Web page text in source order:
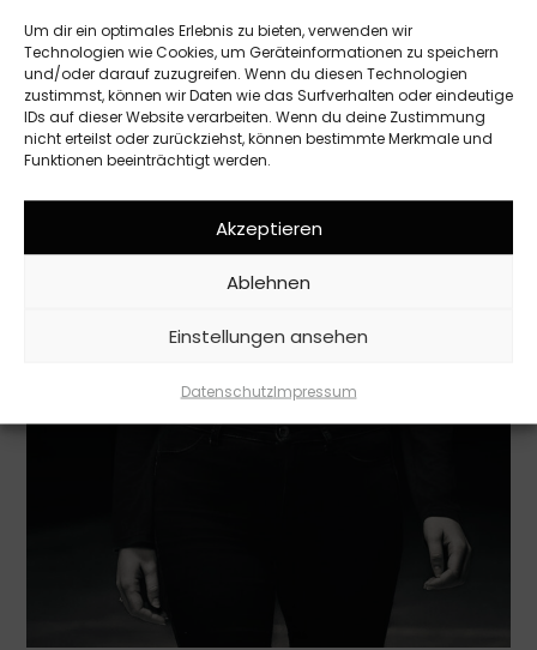
Um dir ein optimales Erlebnis zu bieten, verwenden wir
Technologien wie Cookies, um Geräteinformationen zu speichern
und/oder darauf zuzugreifen. Wenn du diesen Technologien
zustimmst, können wir Daten wie das Surfverhalten oder eindeutige
IDs auf dieser Website verarbeiten. Wenn du deine Zustimmung
nicht erteilst oder zurückziehst, können bestimmte Merkmale und
Funktionen beeinträchtigt werden.
Akzeptieren
Ablehnen
Einstellungen ansehen
DatenschutzImpressum